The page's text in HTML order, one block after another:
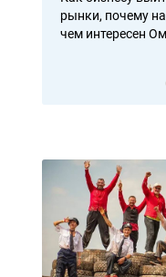
рынки, почему
чем интересен